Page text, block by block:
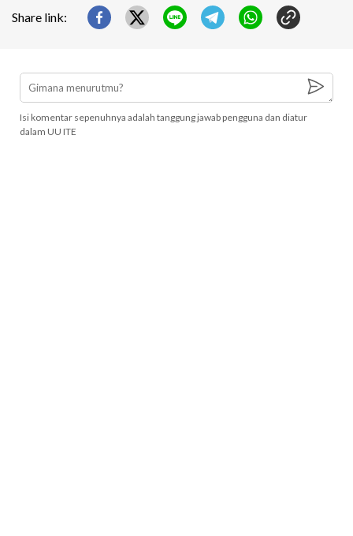
Share link:
Isi komentar sepenuhnya adalah tanggung jawab pengguna dan diatur
dalam UU ITE